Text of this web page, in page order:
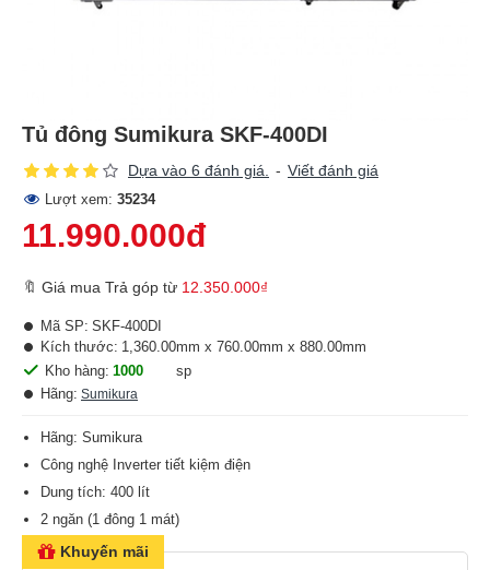
Tủ đông Sumikura SKF-400DI
Dựa vào 6 đánh giá. - Viết đánh giá
Lượt xem: 35234
11.990.000đ
🔖 Giá mua Trả góp từ 12.350.000₫
Kho hàng: 1000
sp
Hãng: Sumikura
Mã SP: SKF-400DI
Kích thước: 1,360.00mm x 760.00mm x 880.00mm
Hãng: Sumikura
Công nghệ Inverter tiết kiệm điện
Dung tích: 400 lít
2 ngăn (1 đông 1 mát)
Khuyến mãi